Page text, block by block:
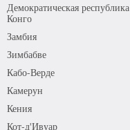
Демократическая республика
Конго
Замбия
Зимбабве
Кабо-Верде
Камерун
Кения
Кот-д'Ивуар